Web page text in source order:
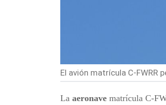
El avión matrícula C-FWRR
La aeronave matrícula C-